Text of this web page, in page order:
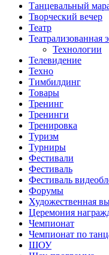
Танцевальный
Творческий вечер
Театр
Театрализованная
Технологии
Телевидение
Техно
Тимбилдинг
Товары
Тренинг
Тренинги
Тренировка
Туризм
Турниры
Фестивали
Фестиваль
Фестиваль
Форумы
Художественная
Церемония
Чемпионат
Чемпионат по
ШОУ